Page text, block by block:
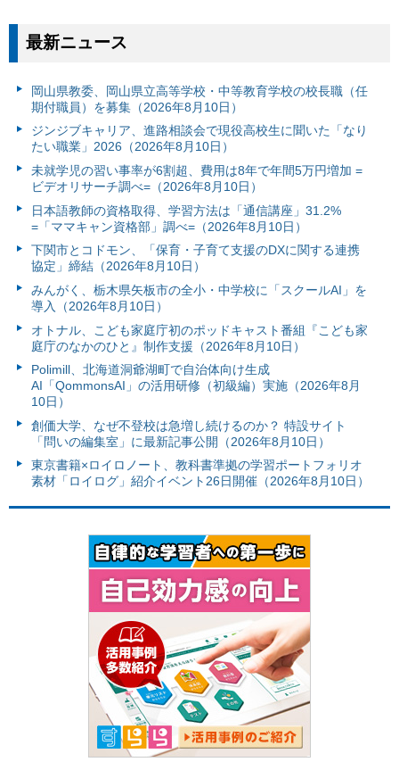
最新ニュース
岡山県教委、岡山県立高等学校・中等教育学校の校長職（任
期付職員）を募集（2026年8月10日）
ジンジブキャリア、進路相談会で現役高校生に聞いた「なり
たい職業」2026（2026年8月10日）
未就学児の習い事率が6割超、費用は8年で年間5万円増加 =
ビデオリサーチ調べ=（2026年8月10日）
日本語教師の資格取得、学習方法は「通信講座」31.2%
=「ママキャン資格部」調べ=（2026年8月10日）
下関市とコドモン、「保育・子育て支援のDXに関する連携
協定」締結（2026年8月10日）
みんがく、栃木県矢板市の全小・中学校に「スクールAI」を
導入（2026年8月10日）
オトナル、こども家庭庁初のポッドキャスト番組『こども家
庭庁のなかのひと』制作支援（2026年8月10日）
Polimill、北海道洞爺湖町で自治体向け生成
AI「QommonsAI」の活用研修（初級編）実施（2026年8月
10日）
創価大学、なぜ不登校は急増し続けるのか？ 特設サイト
「問いの編集室」に最新記事公開（2026年8月10日）
東京書籍×ロイロノート、教科書準拠の学習ポートフォリオ
素材「ロイログ」紹介イベント26日開催（2026年8月10日）